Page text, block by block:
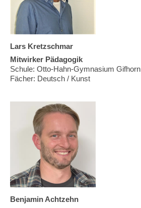
Lars Kretzschmar
Mitwirker Pädagogik
Schule: Otto-Hahn-Gymnasium Gifhorn
Fächer: Deutsch / Kunst
Benjamin Achtzehn